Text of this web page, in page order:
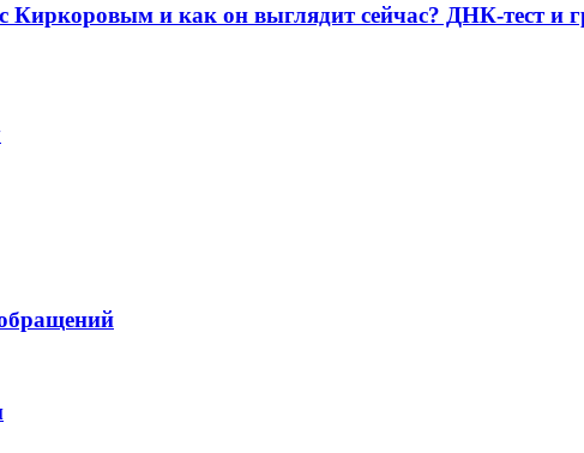
и как он выглядит сейчас? ДНК-тест и